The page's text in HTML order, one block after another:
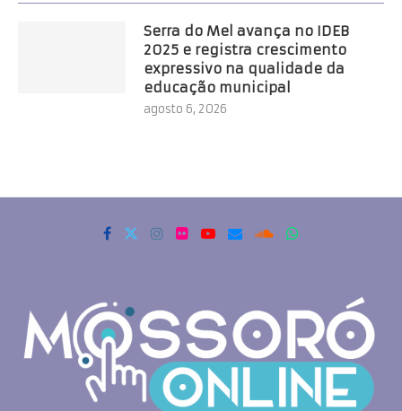
Serra do Mel avança no IDEB
2025 e registra crescimento
expressivo na qualidade da
educação municipal
agosto 6, 2026